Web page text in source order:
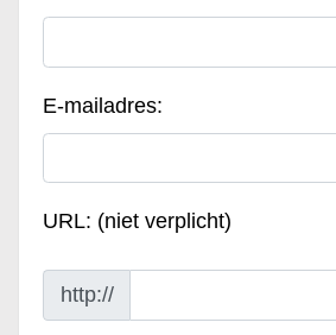
E-mailadres:
URL: (niet verplicht)
http://